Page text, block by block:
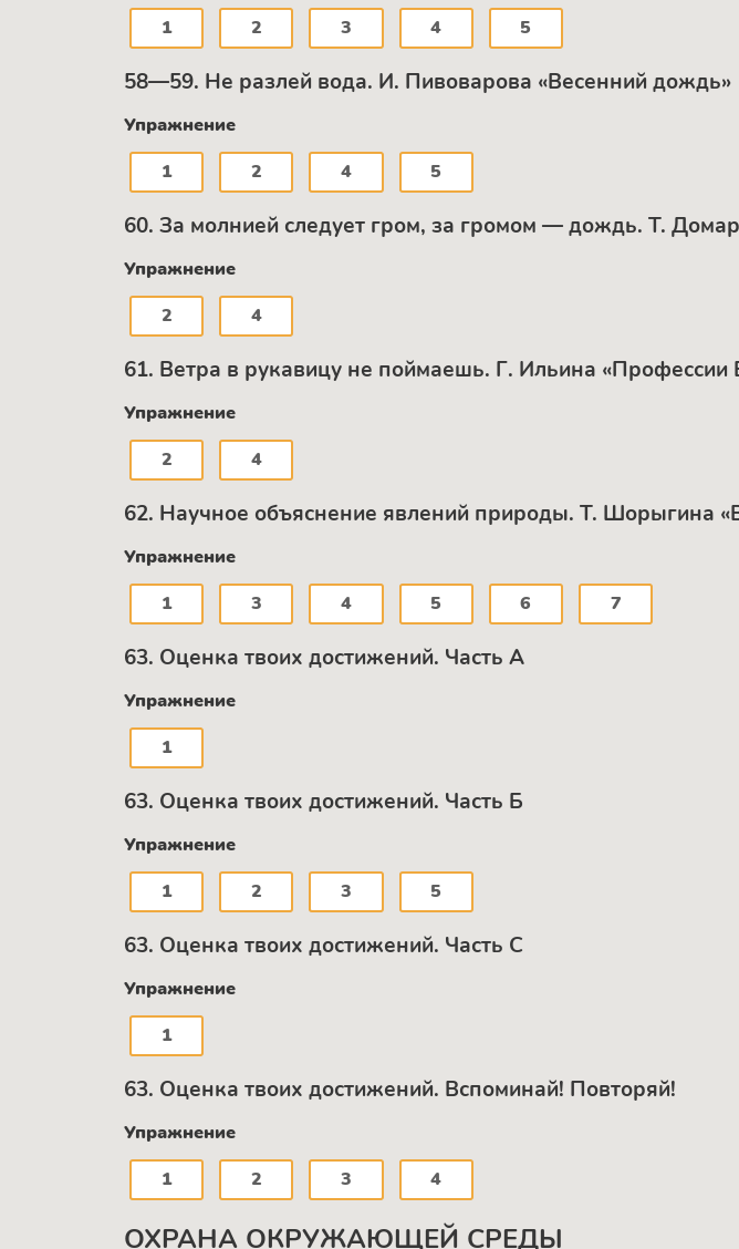
1
2 3 4 5
58—59. Не разлей вода. И. Пивоварова «Весенний дождь»
Упражнение
1
2 4 5
60. За молнией следует гром, за громом — дождь. Т.
Упражнение
2
4
61. Ветра в рукавицу не поймаешь. Г. Ильина «Профессии
Упражнение
2
4
62. Научное объяснение явлений природы. Т. Шорыгина
Упражнение
1
3 4 5 6 7
63. Оценка твоих достижений. Часть А
Упражнение
1
63. Оценка твоих достижений. Часть Б
Упражнение
1
2 3 5
63. Оценка твоих достижений. Часть С
Упражнение
1
63. Оценка твоих достижений. Вспоминай! Повторяй!
Упражнение
1
2 3 4
ОХРАНА ОКРУЖАЮЩЕЙ СРЕДЫ